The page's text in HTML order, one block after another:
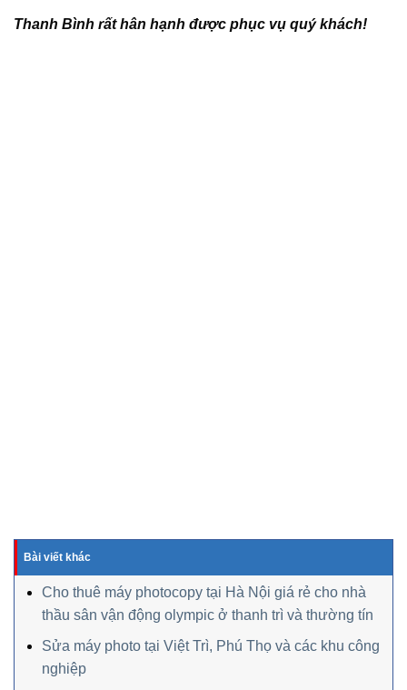
Thanh Bình rất hân hạnh được phục vụ quý khách!
Bài viết khác
Cho thuê máy photocopy tại Hà Nội giá rẻ cho nhà
thầu sân vận động olympic ở thanh trì và thường tín
Sửa máy photo tại Việt Trì, Phú Thọ và các khu công
nghiệp